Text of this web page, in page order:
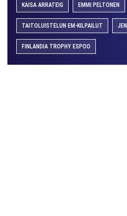
KAISA ARRATEIG EMMI PELTONEN
TAITOLUISTELUN EM-KILPAILUT
FINLANDIA TROPHY ESPOO